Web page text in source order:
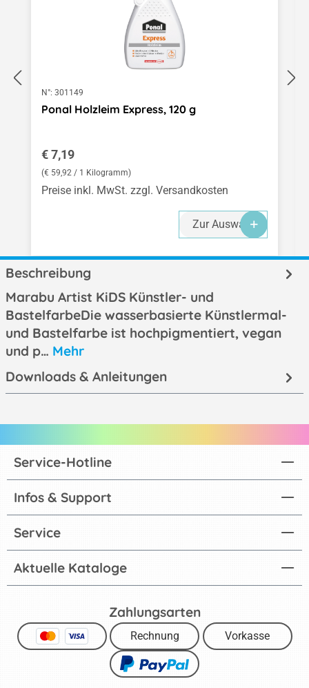
N°: 301149
Ponal Holzleim Express, 120 g
Regulärer Preis:
€ 7,19
(€ 59,92 / 1 Kilogramm)
Preise inkl. MwSt. zzgl. Versandkosten
Zur Auswahl
Beschreibung
Marabu Artist KiDS Künstler- und
BastelfarbeDie wasserbasierte Künstlermal-
und Bastelfarbe ist hochpigmentiert, vegan
und p… Mehr
Downloads & Anleitungen
Aktuelle Kataloge
Service-Hotline
Infos & Support
Service
Zahlungsarten
Rechnung Vorkasse